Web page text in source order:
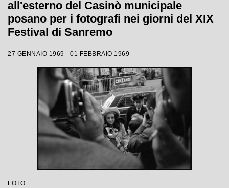
all'esterno del Casinò municipale
posano per i fotografi nei giorni del XIX
Festival di Sanremo
27 GENNAIO 1969 - 01 FEBBRAIO 1969
FOTO